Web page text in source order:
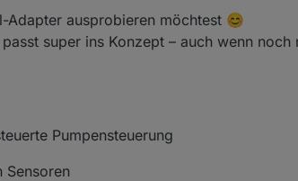
ausprobieren möchtest 😊
super ins Konzept – auch wenn
Pumpensteuerung
Sensoren